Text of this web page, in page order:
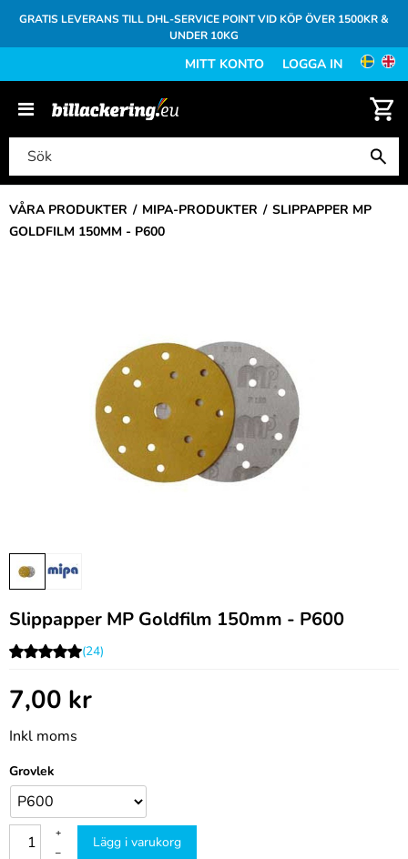
GRATIS LEVERANS TILL DHL-SERVICE POINT VID KÖP ÖVER 1500KR &
UNDER 10KG
MITT KONTO LOGGA IN
VÅRA PRODUKTER MIPA-PRODUKTER
SLIPPAPPER MP
GOLDFILM 150MM - P600
Slippapper MP Goldfilm 150mm - P600
(24)
7,00 kr
Inkl moms
Grovlek
+
–
Lägg i varukorg